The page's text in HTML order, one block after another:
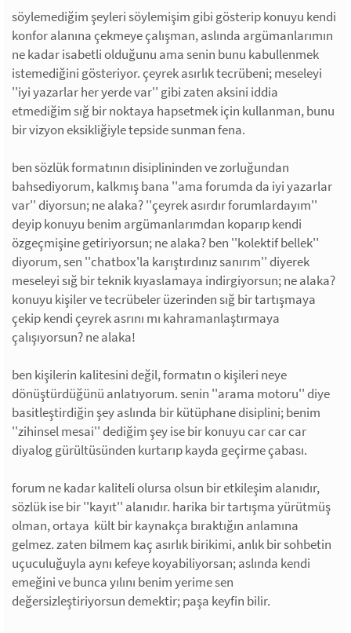
söylemediğim şeyleri söylemişim gibi gösterip konuyu kendi
konfor alanına çekmeye çalışman, aslında argümanlarımın
ne kadar isabetli olduğunu ama senin bunu kabullenmek
istemediğini gösteriyor. çeyrek asırlık tecrübeni; meseleyi
''iyi yazarlar her yerde var'' gibi zaten aksini iddia
etmediğim sığ bir noktaya hapsetmek için kullanman, bunu
bir vizyon eksikliğiyle tepside sunman fena.
ben sözlük formatının disiplininden ve zorluğundan
bahsediyorum, kalkmış bana ''ama forumda da iyi yazarlar
var'' diyorsun; ne alaka? ''çeyrek asırdır forumlardayım''
deyip konuyu benim argümanlarımdan koparıp kendi
özgeçmişine getiriyorsun; ne alaka? ben ''kolektif bellek''
diyorum, sen ''chatbox'la karıştırdınız sanırım'' diyerek
meseleyi sığ bir teknik kıyaslamaya indirgiyorsun; ne alaka?
konuyu kişiler ve tecrübeler üzerinden sığ bir tartışmaya
çekip kendi çeyrek asrını mı kahramanlaştırmaya
çalışıyorsun? ne alaka!
ben kişilerin kalitesini değil, formatın o kişileri neye
dönüştürdüğünü anlatıyorum. senin ''arama motoru'' diye
basitleştirdiğin şey aslında bir kütüphane disiplini; benim
''zihinsel mesai'' dediğim şey ise bir konuyu car car car
diyalog gürültüsünden kurtarıp kayda geçirme çabası.
forum ne kadar kaliteli olursa olsun bir etkileşim alanıdır,
sözlük ise bir ''kayıt'' alanıdır. harika bir tartışma yürütmüş
olman, ortaya kült bir kaynakça bıraktığın anlamına
gelmez. zaten bilmem kaç asırlık birikimi, anlık bir sohbetin
uçuculuğuyla aynı kefeye koyabiliyorsan; aslında kendi
emeğini ve bunca yılını benim yerime sen
değersizleştiriyorsun demektir; paşa keyfin bilir.